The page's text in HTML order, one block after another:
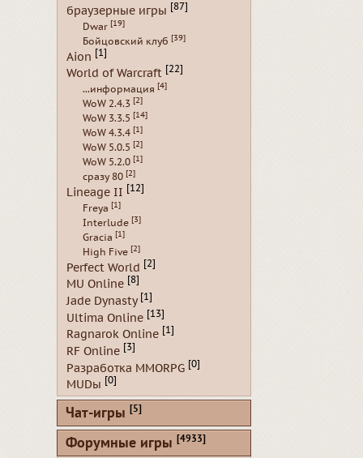
браузерные игры [87]
Dwar [19]
Бойцовский клуб [39]
Aion [1]
World of Warcraft [22]
...информация [4]
WoW 2.4.3 [2]
WoW 3.3.5 [14]
WoW 4.3.4 [1]
WoW 5.0.5 [2]
WoW 5.2.0 [1]
сразу 80 [2]
Lineage II [12]
Freya [1]
Interlude [3]
Gracia [1]
High Five [2]
Perfect World [2]
MU Online [8]
Jade Dynasty [1]
Ultima Online [13]
Ragnarok Online [1]
RF Online [3]
Разработка MMORPG [0]
MUDы [0]
Чат-игры [5]
Форумные игры [4933]